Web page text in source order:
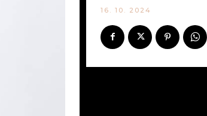
16. 10. 2024